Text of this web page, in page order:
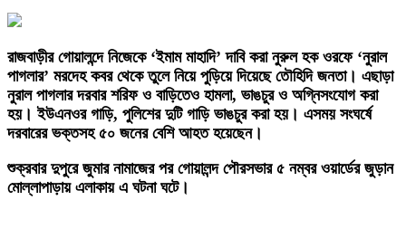
রাজবাড়ীর গোয়ালন্দে নিজেকে ‘ইমাম মাহাদি’ দাবি করা নুরুল হক ওরফে ‘নুরাল
পাগলার’ মরদেহ কবর থেকে তুলে নিয়ে পুড়িয়ে দিয়েছে তৌহিদি জনতা। এছাড়া
নুরাল পাগলার দরবার শরিফ ও বাড়িতেও হামলা, ভাঙচুর ও অগ্নিসংযোগ করা
হয়। ইউএনওর গাড়ি, পুলিশের দুটি গাড়ি ভাঙচুর করা হয়। এসময় সংঘর্ষে
দরবারের ভক্তসহ ৫০ জনের বেশি আহত হয়েছেন।
শুক্রবার দুপুরে জুমার নামাজের পর গোয়ালন্দ পৌরসভার ৫ নম্বর ওয়ার্ডের জুড়ান
মোল্লাপাড়ায় এলাকায় এ ঘটনা ঘটে।